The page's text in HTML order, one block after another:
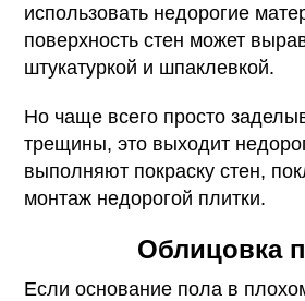
использовать недорогие
поверхность стен может
штукатуркой и шпаклевкой.
Но чаще всего просто
трещины, это выходит
выполняют покраску стен,
монтаж недорогой плитки.
Облицовка
Если основание пола в